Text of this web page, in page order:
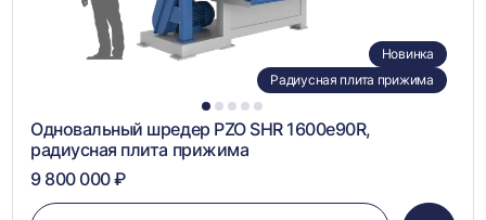
1 2 3 4 5
Новинка
Радиусная плита прижима
Одновальный шредер PZO SHR 1600e90R,
радиусная плита прижима
9 800 000 ₽